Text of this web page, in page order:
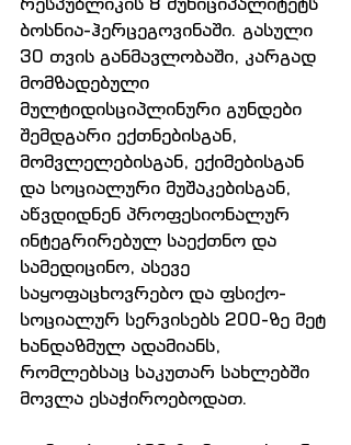
ბოსნია-ჰერცეგოვინაში. გასული
30 თვის განმავლობაში, კარგად
მომზადებული
მულტიდისციპლინური გუნდები
შემდგარი ექთნებისგან,
მომვლელებისგან, ექიმებისგან
და სოციალური მუშაკებისგან,
აწვდიდნენ პროფესიონალურ
ინტეგრირებულ საექთნო და
სამედიცინო, ასევე
საყოფაცხოვრებო და ფსიქო-
სოციალურ სერვისებს 200-ზე მეტ
ხანდაზმულ ადამიანს,
რომლებსაც საკუთარ სახლებში
მოვლა ესაჭიროებოდათ.